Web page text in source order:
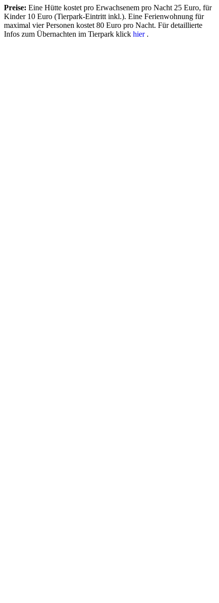
Preise: Eine Hütte kostet pro Erwachsenem pro Nacht 25 Euro, für
Kinder 10 Euro (Tierpark-Eintritt inkl.). Eine Ferienwohnung für
maximal vier Personen kostet 80 Euro pro Nacht. Für detaillierte
Infos zum Übernachten im Tierpark klick hier.